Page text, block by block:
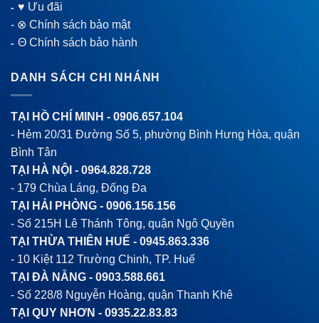
-♥ Ưu đãi
- ⊗ Chính sách bảo mật
-Θ Chính sách bảo hành
DANH SÁCH CHI NHÁNH
TẠI HỒ CHÍ MINH - 0906.657.104
- Hẻm 20/31 Đường Số 5, phường Bình Hưng Hòa, quận
Bình Tân
TẠI HÀ NỘI - 0964.828.728
- 179 Chùa Láng, Đống Đa
TẠI HẢI PHÒNG - 0906.156.156
- Số 215H Lê Thánh Tông, quận Ngô Quyền
TẠI THỪA THIÊN HUẾ - 0945.863.336
- 10 Kiệt 112 Trường Chinh, TP. Huế
TẠI ĐÀ NẴNG - 0903.588.661
- Số 228/8 Nguyễn Hoàng, quận Thanh Khê
TẠI QUY NHƠN - 0935.22.83.83